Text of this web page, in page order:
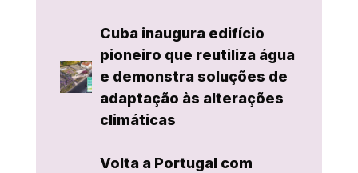
Cuba inaugura edifício
pioneiro que reutiliza água
e demonstra soluções de
adaptação às alterações
climáticas
Volta a Portugal com